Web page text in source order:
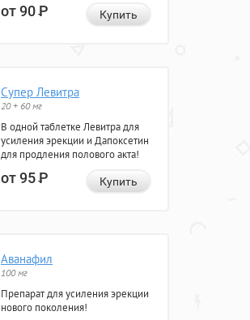
от 90Р Купить
Супер Левитра
20 + 60 мг
В одной таблетке Левитра для
усиления эрекции и Дапоксетин
для продления полового акта!
от 95Р Купить
Аванафил
100 мг
Препарат для усиления эрекции
нового поколения!